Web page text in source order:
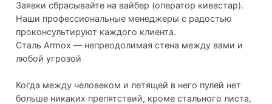
Заявки сбрасывайте на вайбер (оператор киевстар).
Наши профессиональные менеджеры с радостью
проконсультируют каждого клиента.
Сталь Armox — непреодолимая стена между вами и
любой угрозой
Когда между человеком и летящей в него пулей нет
больше никаких препятствий, кроме стального листа,